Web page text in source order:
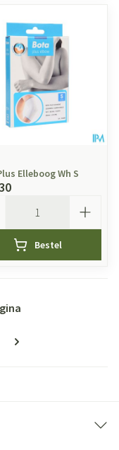
Elleboog Wh S
Bestel
pagina